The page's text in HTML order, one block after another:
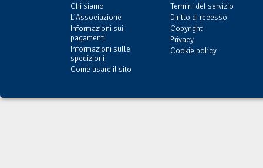
Chi siamo
L'Associazione
Informazioni sui
pagamenti
Informazioni sulle
spedizioni
Come usare il sito
Termini del servizio
Diritto di recesso
Copyright
Privacy
Cookie policy